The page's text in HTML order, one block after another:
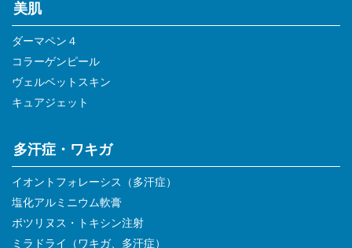
美肌
ダーマペン４
コラーゲンピール
ヴェルベットスキン
キュアジェット
多汗症・ワキガ
イオントフォレーシス（多汗症）
塩化アルミニウム軟膏
ボツリヌス・トキシン注射
ミラドライ（ワキガ、多汗症）